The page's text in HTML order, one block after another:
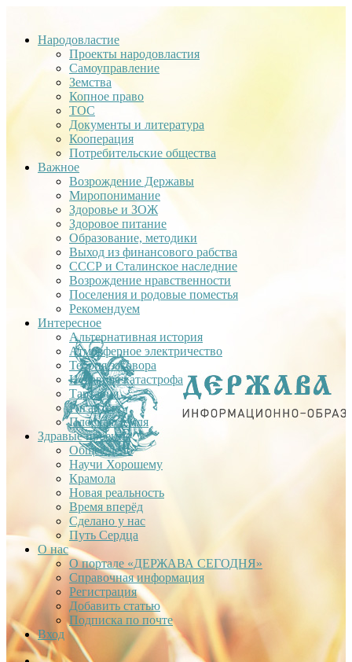
Народовластие
Проекты народовластия
Самоуправление
Земства
Копное право
ТОС
Документы и литература
Кооперация
Потребительские общества
Важное
Возрождение Державы
Миропонимание
Здоровье и ЗОЖ
Здоровое питание
Образование, методики
Выход из финансового рабства
СССР и Сталинское наследние
Возрождение нравственности
Поселения и родовые поместья
Рекомендуем
Интересное
Альтернативная история
Атмосферное электричество
Теория заговора
Недавняя катастрофа
Тартария
Гиганты
Плоская Земля
Здравые проекты
Общее дело
Научи Хорошему
Крамола
Новая реальность
Время вперёд
Сделано у нас
Путь Сердца
О нас
О портале «ДЕРЖАВА СЕГОДНЯ»
Справочная информация
Регистрация
Добавить статью
Подписка по почте
Вход